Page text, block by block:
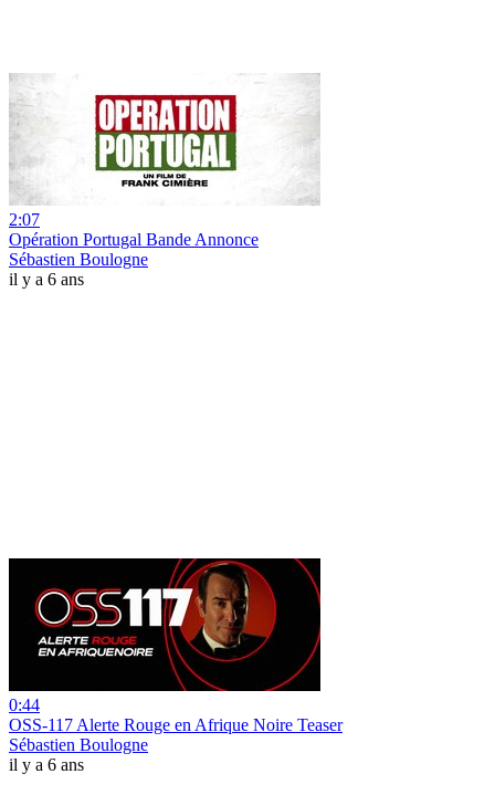
2:07
Opération Portugal Bande Annonce
Sébastien Boulogne
il y a 6 ans
0:44
OSS-117 Alerte Rouge en Afrique Noire Teaser
Sébastien Boulogne
il y a 6 ans